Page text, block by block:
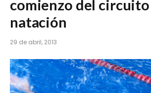
comienzo del
natación
29 de abril, 2013